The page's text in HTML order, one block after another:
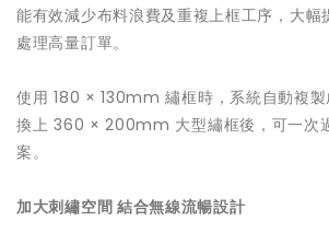
能有效減少布料浪費及重複上框工序，大幅
處理高量訂單。
使用 180 × 130mm 繡框時，系統自動複製
換上 360 × 200mm 大型繡框後，可一次
案。
加大刺繡空間 結合無線流暢設計